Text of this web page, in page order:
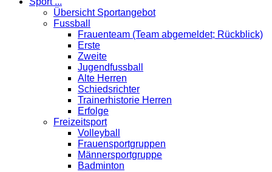
Übersicht Sportangebot
Fussball
Frauenteam (Team abgemeldet; Rückblick)
Erste
Zweite
Jugendfussball
Alte Herren
Schiedsrichter
Trainerhistorie Herren
Erfolge
Freizeitsport
Volleyball
Frauensportgruppen
Männersportgruppe
Badminton